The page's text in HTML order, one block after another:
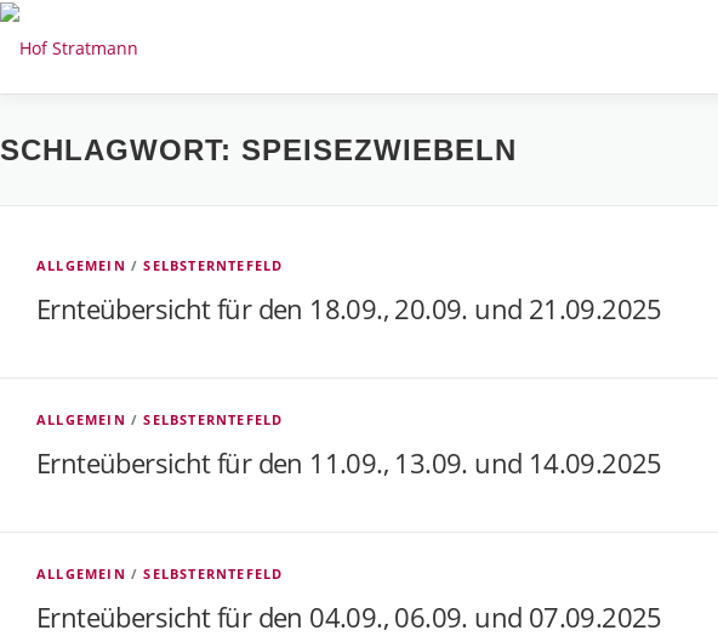
Zum
Inhalt
SCHLAGWORT: SPEISEZWIEBELN
ALLGEMEIN /SELBSTERNTEFELD
Ernteübersicht für den 18.09., 20.09. und 21.09.2025
ALLGEMEIN /SELBSTERNTEFELD
Ernteübersicht für den 11.09., 13.09. und 14.09.2025
ALLGEMEIN /SELBSTERNTEFELD
Ernteübersicht für den 04.09., 06.09. und 07.09.2025